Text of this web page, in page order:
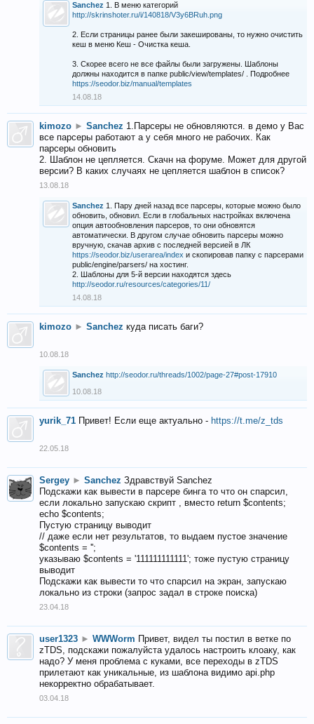
Sanchez 1. В меню категорий
http://skrinshoter.ru/i/140818/V3y6BRuh.png
2. Если страницы ранее были закешированы, то нужно очистить
кеш в меню Кеш - Очистка кеша.
3. Скорее всего не все файлы были загружены. Шаблоны
должны находится в папке public/view/templates/ . Подробнее
https://seodor.biz/manual/templates
14.08.18
kimozo ► Sanchez 1.Парсеры не обновляются. в демо у Вас
все парсеры работают а у себя много не рабочих. Как
парсеры обновить
2. Шаблон не цепляется. Скачн на форуме. Может для другой
версии? В каких случаях не цепляется шаблон в список?
13.08.18
Sanchez 1. Пару дней назад все парсеры, которые можно было
обновить, обновил. Если в глобальных настройках включена
опция автообновления парсеров, то они обновятся
автоматически. В другом случае обновить парсеры можно
вручную, скачав архив с последней версией в ЛК
https://seodor.biz/userarea/index и скопировав папку с парсерами
public/engine/parsers/ на хостинг.
2. Шаблоны для 5-й версии находятся здесь
http://seodor.ru/resources/categories/11/
14.08.18
kimozo ► Sanchez куда писать баги?
10.08.18
Sanchez http://seodor.ru/threads/1002/page-27#post-17910
10.08.18
yurik_71 Привет! Если еще актуально - https://t.me/z_tds
22.05.18
Sergey ► Sanchez Здравствуй Sanchez
Подскажи как вывести в парсере бинга то что он спарсил,
если локально запускаю скрипт , вместо return $contents;
echo $contents;
Пустую страницу выводит
// даже если нет результатов, то выдаем пустое значение
$contents = '';
указываю $contents = '111111111111'; тоже пустую страницу
выводит
Подскажи как вывести то что спарсил на экран, запускаю
локально из строки (запрос задал в строке поиска)
23.04.18
user1323 ► WWWorm Привет, видел ты постил в ветке по
zTDS, подскажи пожалуйста удалось настроить клоаку, как
надо? У меня проблема с куками, все переходы в zTDS
прилетают как уникальные, из шаблона видимо api.php
некорректно обрабатывает.
03.04.18